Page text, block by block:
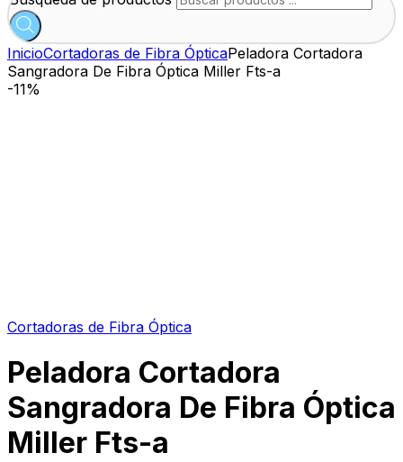
InicioCortadoras de Fibra ÓpticaPeladora Cortadora
Sangradora De Fibra Óptica Miller Fts-a
-11%
Cortadoras de Fibra Óptica
Peladora Cortadora
Sangradora De Fibra Óptica
Miller Fts-a